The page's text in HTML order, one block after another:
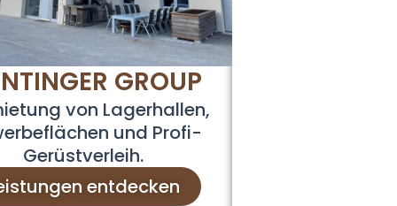
GROUP
von Lagerhallen,
und Profi-
Gerüstverleih.
entdecken